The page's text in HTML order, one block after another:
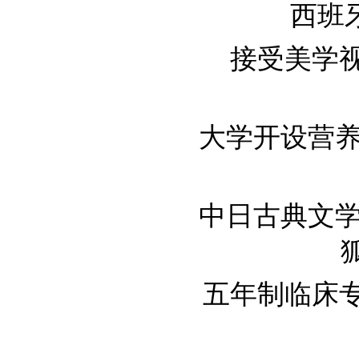
西班
接受美学
大学开设营
中日古典文
五年制临床